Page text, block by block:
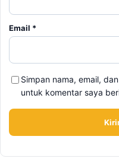
BERITA TERKAIT
eDabu BPJS Kesehatan